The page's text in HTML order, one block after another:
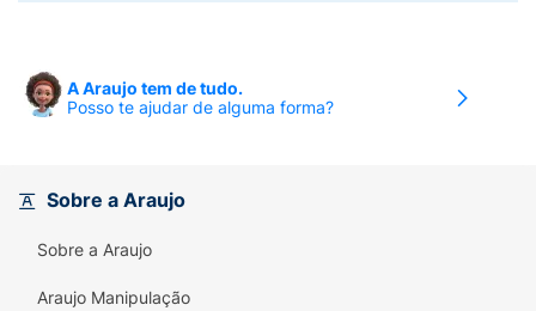
A Araujo tem de tudo.
Posso te ajudar de alguma forma?
Sobre a Araujo
Sobre a Araujo
Araujo Manipulação